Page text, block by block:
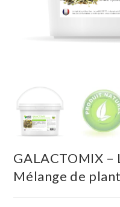
GALACTOMIX
Mélange de